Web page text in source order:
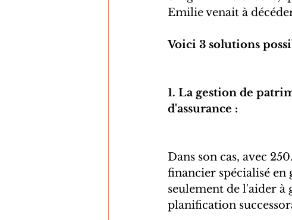
Emilie venait à
Voici 3 solutions
1. La gestion de
d'assurance :
Dans son cas, avec
financier spécialisé
seulement de l'aider à
planification